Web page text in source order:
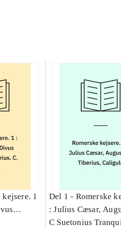
kejsere. 1
C.
Del 1 - Romerske
: Julius Cæsar,
Tiberius, Caligula
C Suetonius